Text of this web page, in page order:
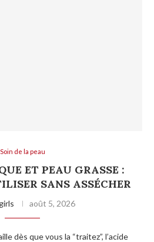
Soin de la peau
ET PEAU GRASSE :
SANS ASSÉCHER
août 5, 2026
dès que vous la “traitez”, l’acide